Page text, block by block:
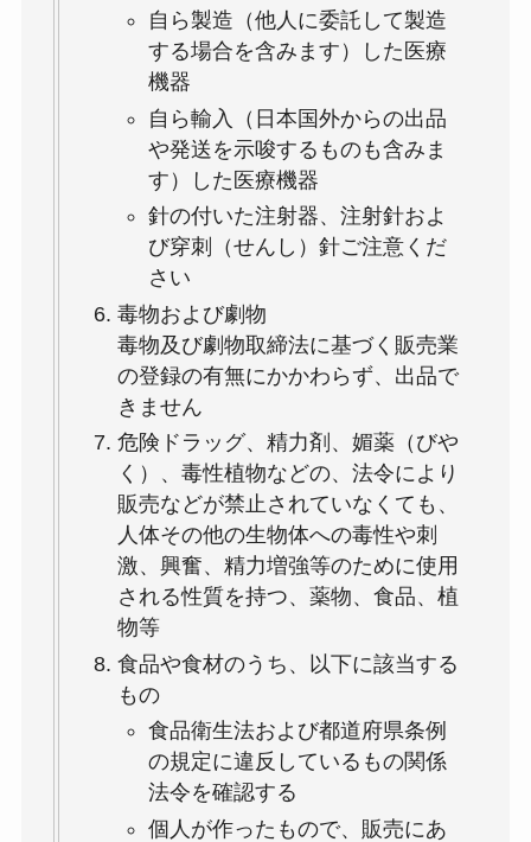
自ら製造（他人に委託して製造
する場合を含みます）した医療
機器
自ら輸入（日本国外からの出品
や発送を示唆するものも含みま
す）した医療機器
針の付いた注射器、注射針およ
び穿刺（せんし）針ご注意くだ
さい
毒物および劇物
毒物及び劇物取締法に基づく販売業
の登録の有無にかかわらず、出品で
きません
危険ドラッグ、精力剤、媚薬（びや
く）、毒性植物などの、法令により
販売などが禁止されていなくても、
人体その他の生物体への毒性や刺
激、興奮、精力増強等のために使用
される性質を持つ、薬物、食品、植
物等
食品や食材のうち、以下に該当する
もの
食品衛生法および都道府県条例
の規定に違反しているもの関係
法令を確認する
個人が作ったもので、販売にあ